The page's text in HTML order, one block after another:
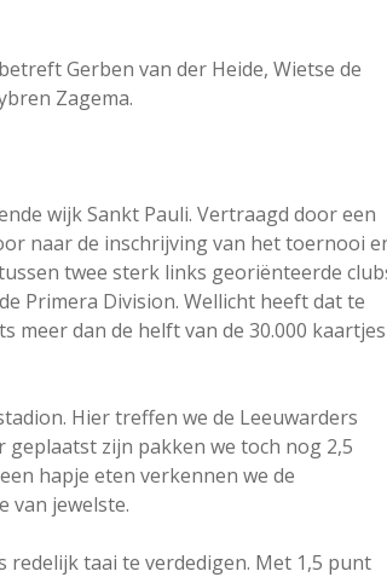
Gerben van der Heide, Wietse de
Zagema.
wijk Sankt Pauli. Vertraagd door een
naar de inschrijving van het toernooi
twee sterk links georiënteerde
Primera Division. Wellicht heeft dat te
meer dan de helft van de 30.000 kaartjes
Hier treffen we de Leeuwarders
geplaatst zijn pakken we toch nog 2,5
hapje eten verkennen we de
van jewelste.
redelijk taai te verdedigen. Met 1,5 punt